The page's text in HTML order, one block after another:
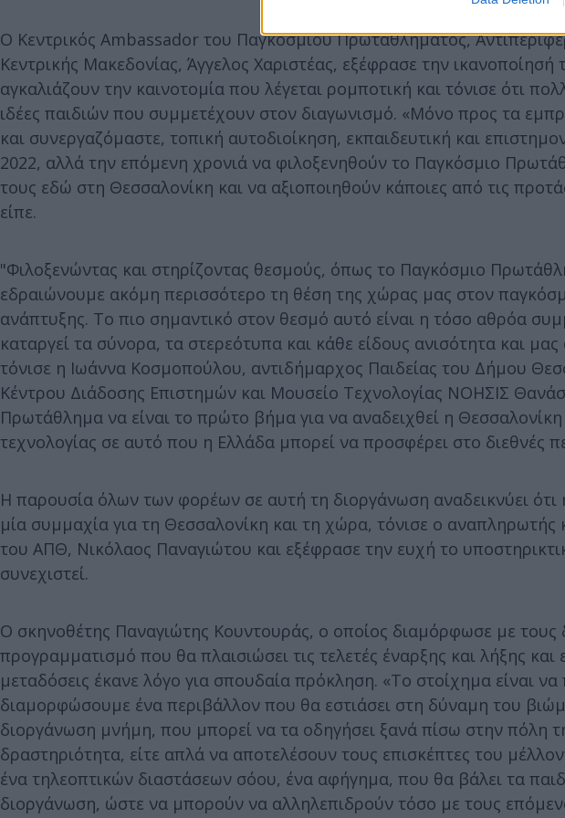
Ο Κεντρικός Ambassador του Παγκόσμιου Πρωταθλήματος,
Κεντρικής Μακεδονίας, Άγγελος Χαριστέας, εξέφρασε την
αγκαλιάζουν την καινοτομία που λέγεται ρομποτική και τόνισε ότι
ιδέες παιδιών που συμμετέχουν στον διαγωνισμό. «Μόνο προς τα
και συνεργαζόμαστε, τοπική αυτοδιοίκηση, εκπαιδευτική και
2022, αλλά την επόμενη χρονιά να φιλοξενηθούν το Παγκόσμιο
τους εδώ στη Θεσσαλονίκη και να αξιοποιηθούν κάποιες από τις
είπε.
"Φιλοξενώντας και στηρίζοντας θεσμούς, όπως το Παγκόσμιο
εδραιώνουμε ακόμη περισσότερο τη θέση της χώρας μας στον
ανάπτυξης. Το πιο σημαντικό στον θεσμό αυτό είναι η τόσο αθρόα
καταργεί τα σύνορα, τα στερεότυπα και κάθε είδους ανισότητα και
τόνισε η Ιωάννα Κοσμοπούλου, αντιδήμαρχος Παιδείας του Δήμου
Κέντρου Διάδοσης Επιστημών και Μουσείο Τεχνολογίας ΝΟΗΣΙΣ
Πρωτάθλημα να είναι το πρώτο βήμα για να αναδειχθεί η
τεχνολογίας σε αυτό που η Ελλάδα μπορεί να προσφέρει στο διεθνές
Η παρουσία όλων των φορέων σε αυτή τη διοργάνωση αναδεικνύει ότι
μία συμμαχία για τη Θεσσαλονίκη και τη χώρα, τόνισε ο
του ΑΠΘ, Νικόλαος Παναγιώτου και εξέφρασε την ευχή το
συνεχιστεί.
Ο σκηνοθέτης Παναγιώτης Κουντουράς, ο οποίος διαμόρφωσε με τους
προγραμματισμό που θα πλαισιώσει τις τελετές έναρξης και λήξης και
μεταδόσεις έκανε λόγο για σπουδαία πρόκληση. «Το στοίχημα είναι
διαμορφώσουμε ένα περιβάλλον που θα εστιάσει στη δύναμη του
διοργάνωση μνήμη, που μπορεί να τα οδηγήσει ξανά πίσω στην πόλη
δραστηριότητα, είτε απλά να αποτελέσουν τους επισκέπτες του
ένα τηλεοπτικών διαστάσεων σόου, ένα αφήγημα, που θα βάλει τα
διοργάνωση, ώστε να μπορούν να αλληλεπιδρούν τόσο με τους